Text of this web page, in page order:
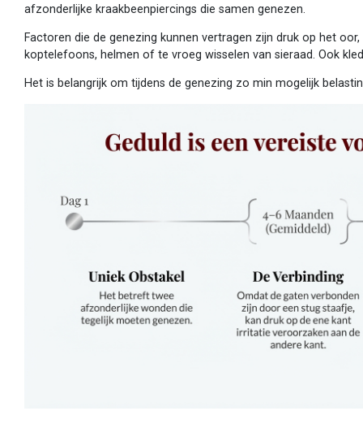
afzonderlijke kraakbeenpiercings die samen genezen.
Factoren die de genezing kunnen vertragen zijn druk op het
koptelefoons, helmen of te vroeg wisselen van sieraad. Ook
Het is belangrijk om tijdens de genezing zo min mogelijk